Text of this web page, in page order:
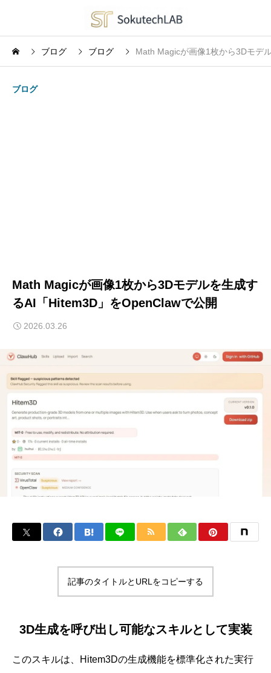
ブログ ブログ Math Magicが画像1枚から3Dモデ
ブログ
Math Magicが画像1枚から3Dモデルを生成す
るAI「Hitem3D」をOpenClawで公開
2026.03.26
記事のタイトルとURLをコピーする
3D生成を呼び出し可能なスキルとして実装
このスキルは、Hitem3Dの生成機能を標準化された実行